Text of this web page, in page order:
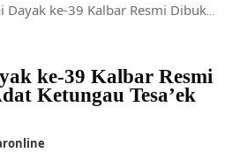
Kalbar Resmi Dibuka, Usung Adat Ketungau Tesa’ek Sekadau
ke-39 Kalbar Resmi
Ketungau Tesa’ek